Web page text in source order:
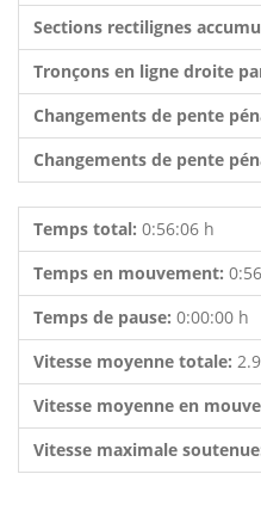
Sections rectilignes
Tronçons en ligne droite
Changements de pente
Changements de pente
Temps total: 0:56:06 h
Temps en mouvement:
Temps de pause: 0:00:00 h
Vitesse moyenne totale:
Vitesse moyenne en
Vitesse maximale